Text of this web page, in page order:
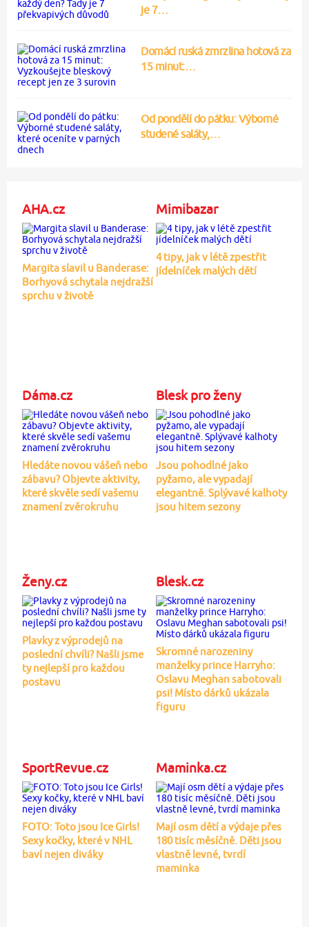
je 7…
Domácí ruská zmrzlina hotová za
15 minut:…
Od pondělí do pátku: Výborné
studené saláty,…
AHA.cz
Margita slavil u Banderase:
Borhyová schytala nejdražší
sprchu v životě
Mimibazar
4 tipy, jak v létě zpestřit
jídelníček malých dětí
Dáma.cz
Hledáte novou vášeň nebo
zábavu? Objevte aktivity,
které skvěle sedí vašemu
znamení zvěrokruhu
Blesk pro ženy
Jsou pohodlné jako
pyžamo, ale vypadají
elegantně. Splývavé kalhoty
jsou hitem sezony
Ženy.cz
Plavky z výprodejů na
poslední chvíli? Našli jsme
ty nejlepší pro každou
postavu
Blesk.cz
Skromné narozeniny
manželky prince Harryho:
Oslavu Meghan sabotovali
psi! Místo dárků ukázala
figuru
SportRevue.cz
FOTO: Toto jsou Ice Girls!
Sexy kočky, které v NHL
baví nejen diváky
Maminka.cz
Mají osm dětí a výdaje přes
180 tisíc měsíčně. Děti jsou
vlastně levné, tvrdí
maminka